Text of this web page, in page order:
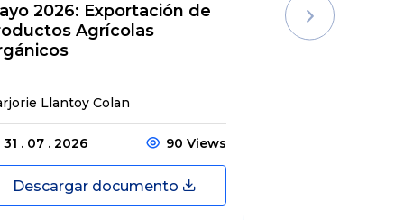
2026: Exportación de
Agrícolas
Llantoy Colan
31 . 07 . 2026 90 Views
Descargar documento
Rechazos
Semestre